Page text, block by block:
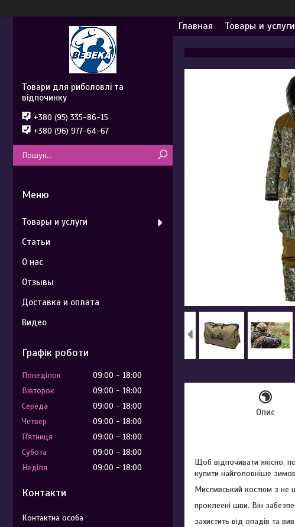
Главная Товары и услуги
Опис
Щоб відпочивати якісно,
купити найголовніше
Мисливський костюм з не
проклеені шви. Він
захистить від опадів та
Товари для риболовлі та
відпочинку
+380 (95) 335-86-15
+380 (96) 977-64-67
Товары и услуги
Статьи
О нас
Отзывы
Доставка и оплата
Видео
Графік роботи
Понеділок 09:00
18:00
Вівторок
09:00
18:00
Середа
09:00
18:00
Четвер
09:00
18:00
Пʼятниця
09:00
18:00
Субота
09:00
18:00
Неділя
09:00 18:00
Контакти